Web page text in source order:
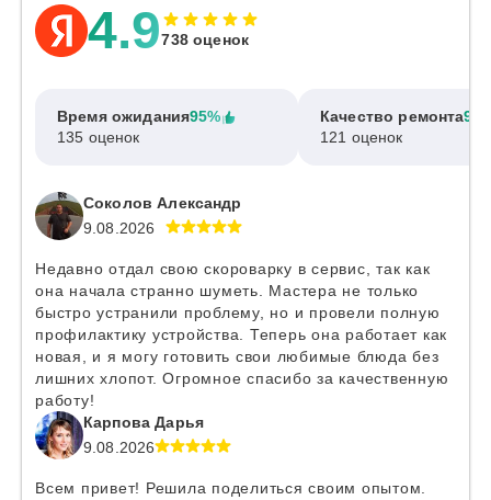
4.9738 оценок
Время ожидания95%
135 оценок
Качество ремонта
121 оценок
Соколов Александр
9.08.2026
Недавно отдал свою скороварку в сервис, так как
она начала странно шуметь. Мастера не только
быстро устранили проблему, но и провели полную
профилактику устройства. Теперь она работает как
новая, и я могу готовить свои любимые блюда без
лишних хлопот. Огромное спасибо за качественную
работу!
Карпова Дарья
9.08.2026
Всем привет! Решила поделиться своим опытом.